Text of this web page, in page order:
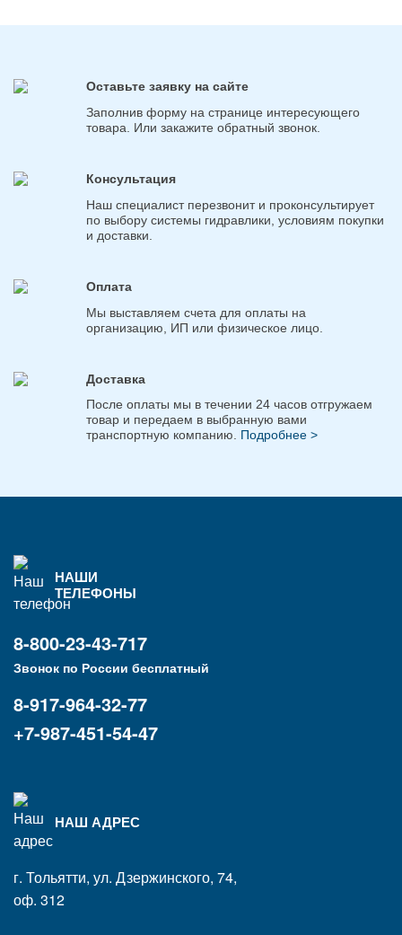
Оставьте заявку на сайте
Заполнив форму на странице интересующего
товара. Или закажите обратный звонок.
Консультация
Наш специалист перезвонит и проконсультирует
по выбору системы гидравлики, условиям покупки
и доставки.
Оплата
Мы выставляем счета для оплаты на
организацию, ИП или физическое лицо.
Доставка
После оплаты мы в течении 24 часов отгружаем
товар и передаем в выбранную вами
транспортную компанию. Подробнее >
НАШИ
ТЕЛЕФОНЫ
8-800-23-43-717
Звонок по России бесплатный
8-917-964-32-77
+7-987-451-54-47
НАШ АДРЕС
г. Тольятти, ул. Дзержинского, 74,
оф. 312